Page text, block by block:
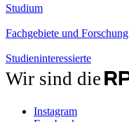
Studium
Fachgebiete und Forschung
Studieninteressierte
Wir sind die
Instagram